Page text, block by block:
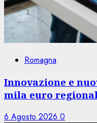
Romagna
Innovazione e
mila euro
6 Agosto 2026 0